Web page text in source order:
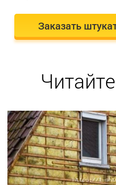
Заказать